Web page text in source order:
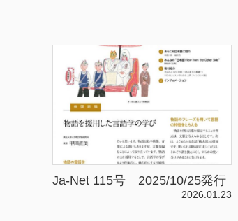
Ja-Net 115号 2025/10/25発行
2026.01.23